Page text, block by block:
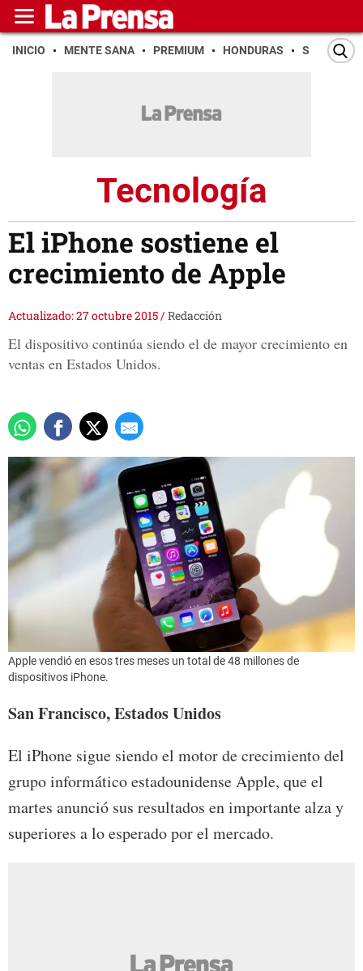
INICIO MENTE SANA PREMIUM HONDURAS SAN PEDRO
Tecnología
El iPhone sostiene el
crecimiento de Apple
Actualizado: 27 octubre 2015/Redacción
El dispositivo continúa siendo el de mayor crecimiento en
ventas en Estados Unidos.
Apple vendió en esos tres meses un total de 48 millones de
dispositivos iPhone.
San Francisco, Estados Unidos
El iPhone sigue siendo el motor de crecimiento del
grupo informático estadounidense Apple, que el
martes anunció sus resultados en importante alza y
superiores a lo esperado por el mercado.